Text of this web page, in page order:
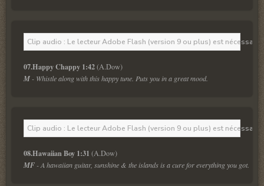
Clip audio : Le lecteur Adobe Flash (version 9 ou plus) est
07.Happy Chappy 1:42 (A.Dow)
M - Whistle along with this happy tune. Puts you in a great mood.
Clip audio : Le lecteur Adobe Flash (version 9 ou plus) est
08.Hawaiian Boy 1:31 (A.Dow)
MF - A hawaiian guitar, sunshine & the islands is a cure for everything you got.